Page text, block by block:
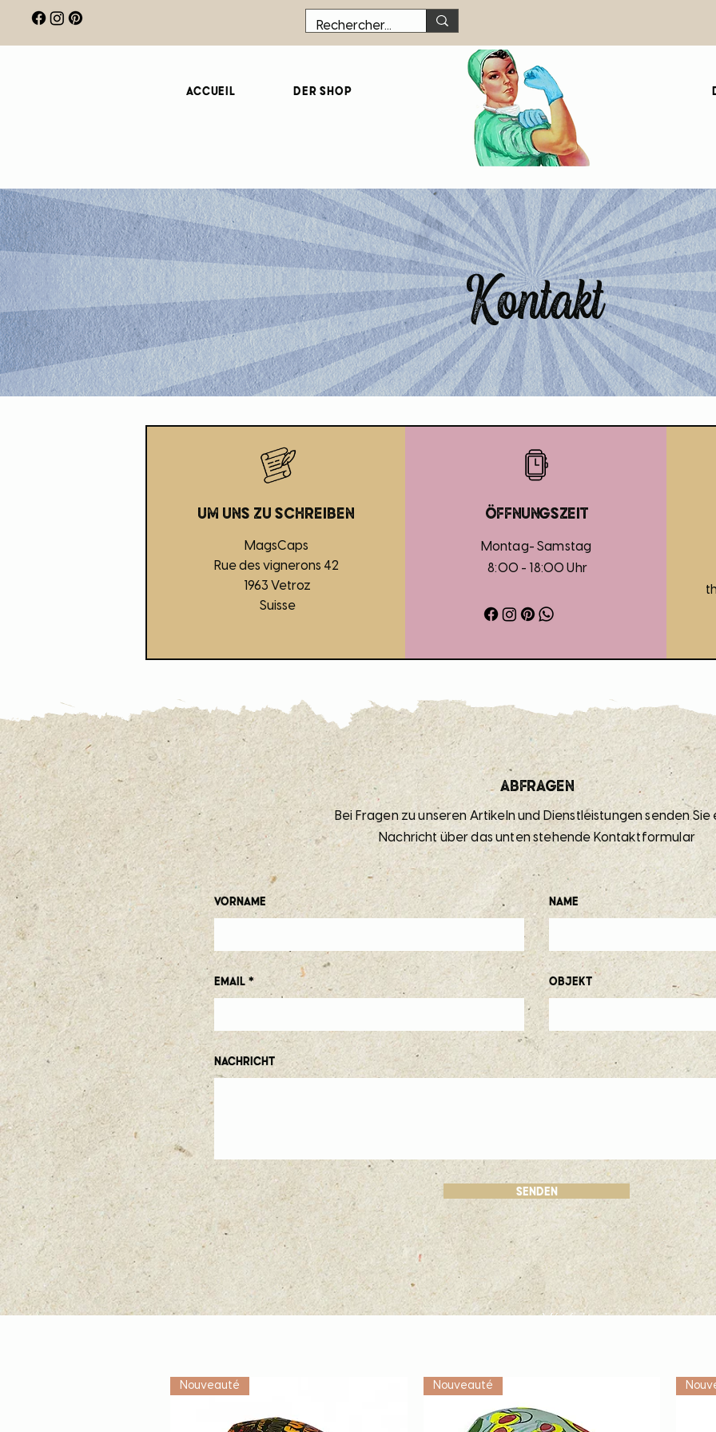
Accueil Der Shop
Kontakt
um uns zu schreiben
MagsCaps
Rue des vignerons 42
1963 Vetroz
Suisse
Öffnungszeit
Montag- Samstag
8:00 - 18:00 Uhr
Abfragen
Bei Fragen zu unseren Artikeln und Dienstleistungen senden Sie
Nachricht über das unten stehende Kontaktformular
Vorname Name
Email Objekt
Nachricht
Senden
Vétérinaire
Nouveauté Nouveauté